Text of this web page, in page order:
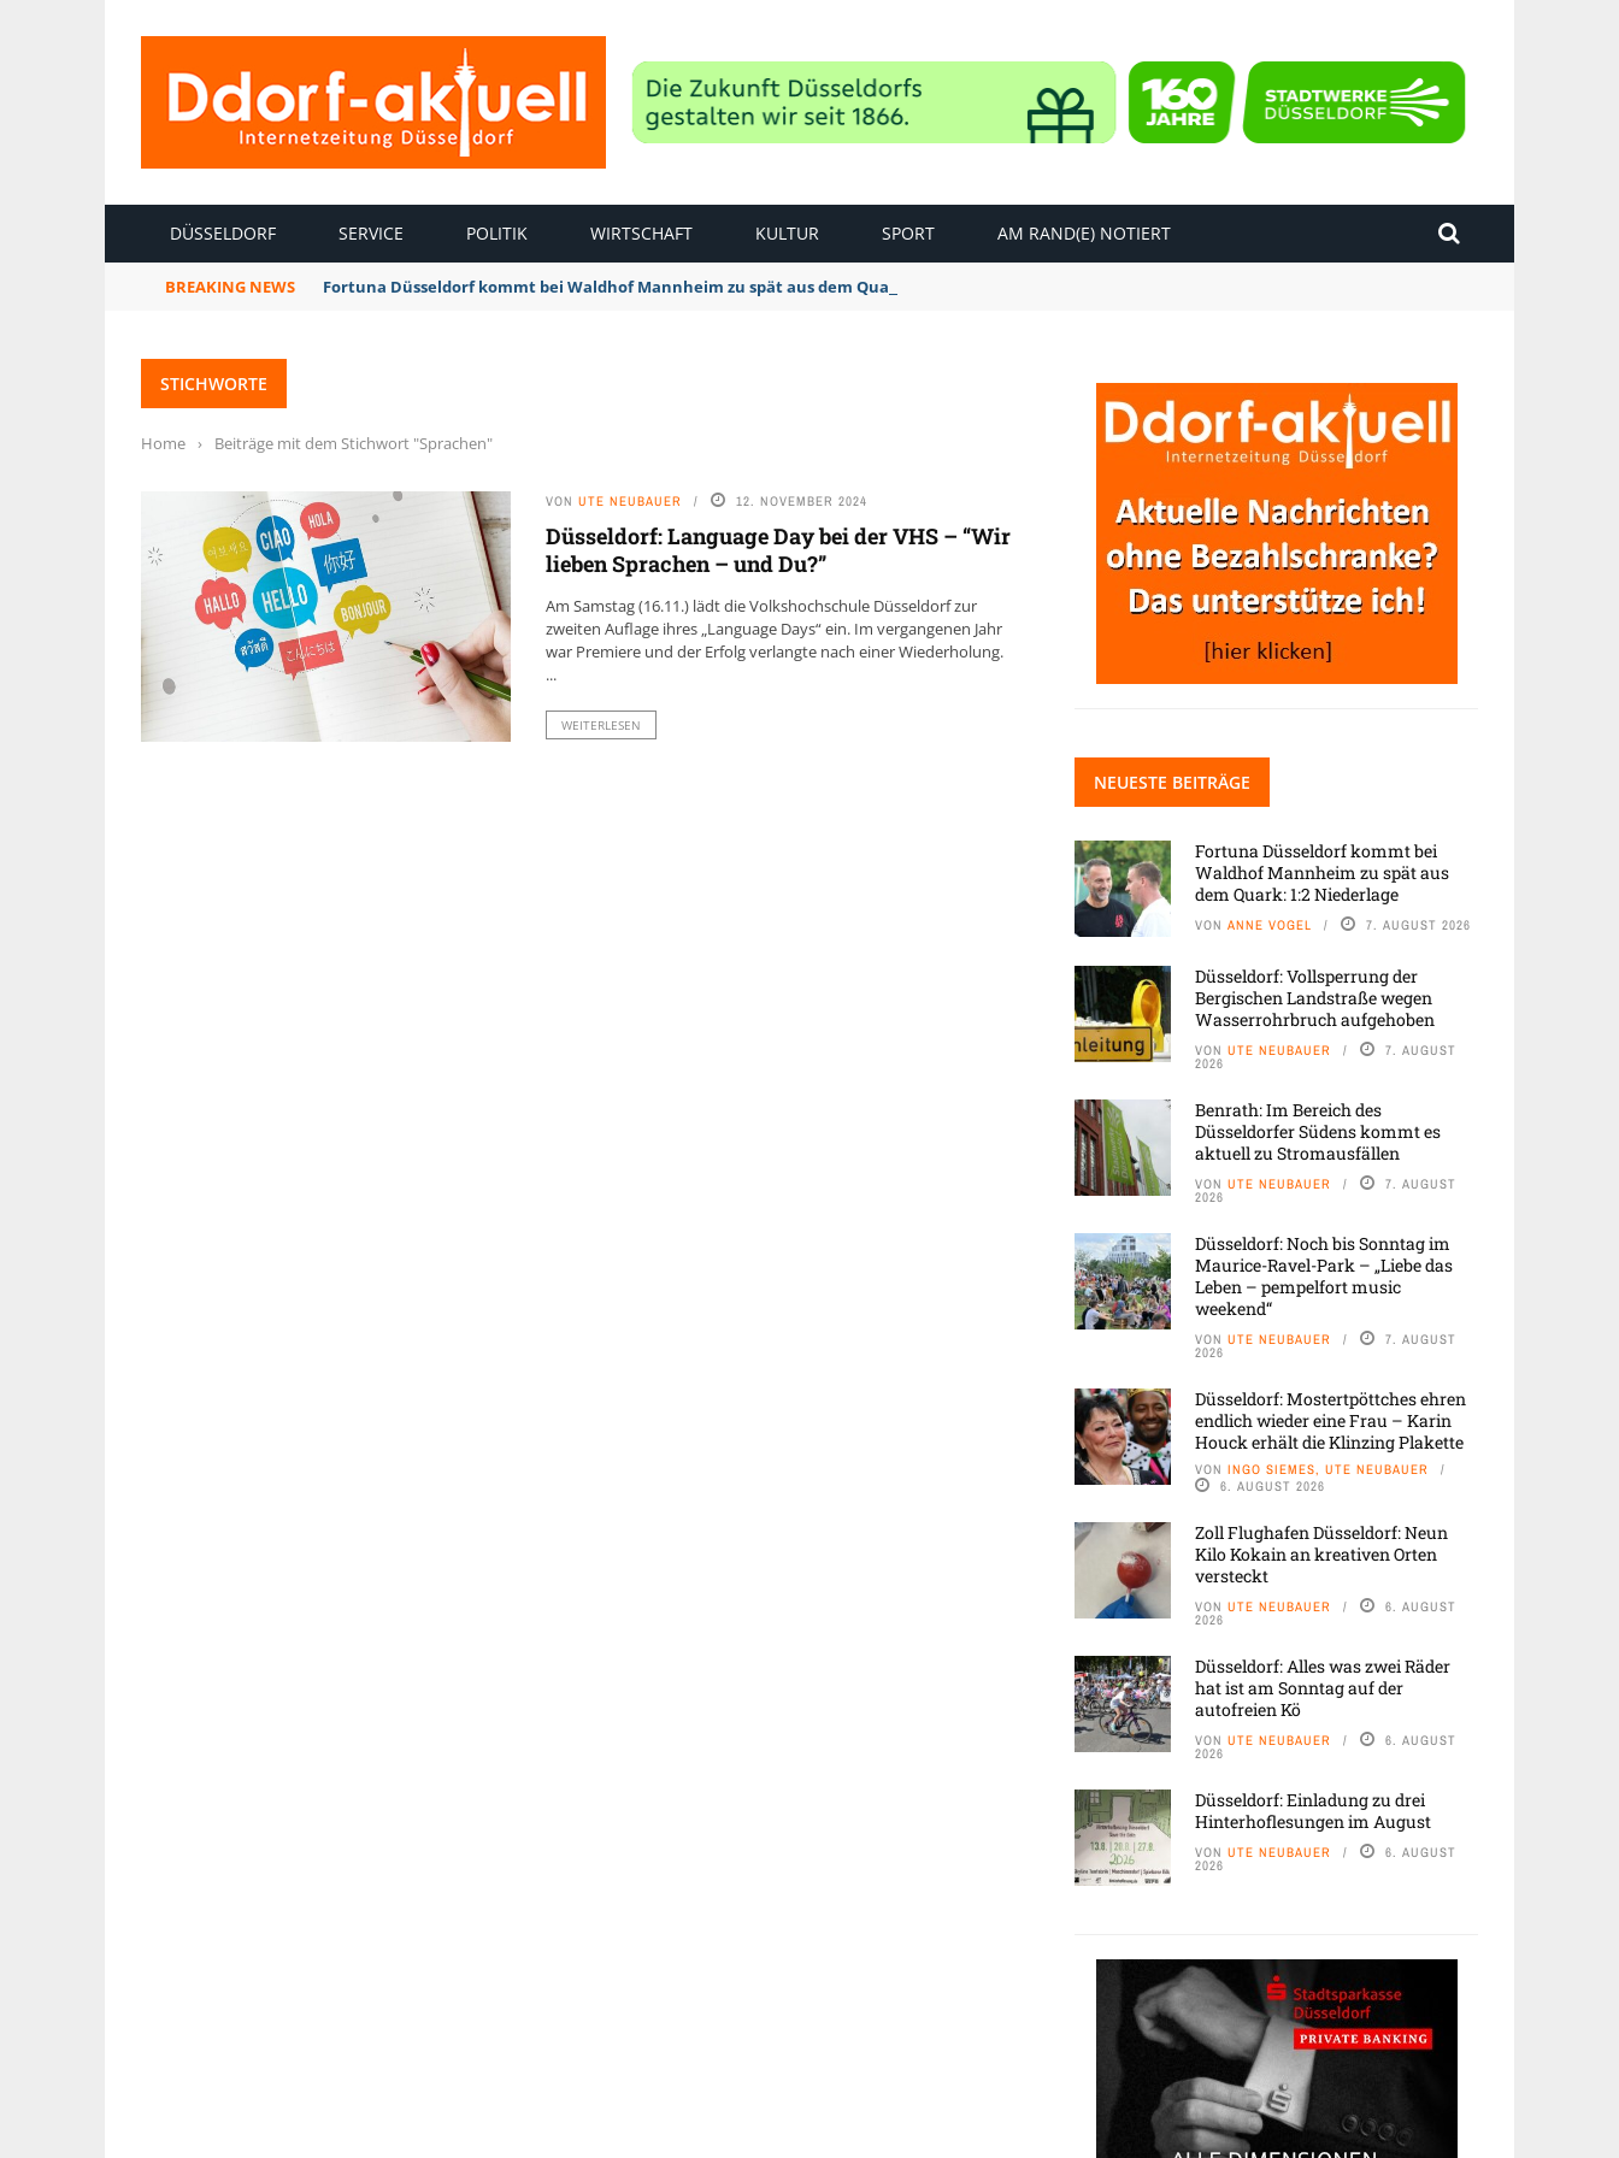
DÜSSELDORF SERVICE POLITIK WIRTSCHAFT KULTUR SPORT AM RAND(E) NOTIERT
BREAKING NEWS Fortuna Düsseldorf kommt bei Waldhof Mannheim zu spät aus dem Quark: 1:2 Niederlage
STICHWORTE
Home › Beiträge mit dem Stichwort "Sprachen"
VON UTE NEUBAUER 12. NOVEMBER 2024
Düsseldorf: Language Day bei der VHS – “Wir
lieben Sprachen – und Du?”
Am Samstag (16.11.) lädt die Volkshochschule Düsseldorf zur
zweiten Auflage ihres „Language Days“ ein. Im vergangenen Jahr
war Premiere und der Erfolg verlangte nach einer Wiederholung.
...
WEITERLESEN
NEUESTE BEITRÄGE
Fortuna Düsseldorf kommt bei
Waldhof Mannheim zu spät aus
dem Quark: 1:2 Niederlage
VON ANNE VOGEL 7. AUGUST 2026
Düsseldorf: Vollsperrung der
Bergischen Landstraße wegen
Wasserrohrbruch aufgehoben
VON UTE NEUBAUER 7. AUGUST
2026
Benrath: Im Bereich des
Düsseldorfer Südens kommt es
aktuell zu Stromausfällen
VON UTE NEUBAUER 7. AUGUST
2026
Düsseldorf: Noch bis Sonntag im
Maurice-Ravel-Park – „Liebe das
Leben – pempelfort music
weekend“
VON UTE NEUBAUER 7. AUGUST
2026
Düsseldorf: Mostertpöttches ehren
endlich wieder eine Frau – Karin
Houck erhält die Klinzing Plakette
VON INGO SIEMES, UTE NEUBAUER
6. AUGUST 2026
Zoll Flughafen Düsseldorf: Neun
Kilo Kokain an kreativen Orten
versteckt
VON UTE NEUBAUER 6. AUGUST
2026
Düsseldorf: Alles was zwei Räder
hat ist am Sonntag auf der
autofreien Kö
VON UTE NEUBAUER 6. AUGUST
2026
Düsseldorf: Einladung zu drei
Hinterhoflesungen im August
VON UTE NEUBAUER 6. AUGUST
2026